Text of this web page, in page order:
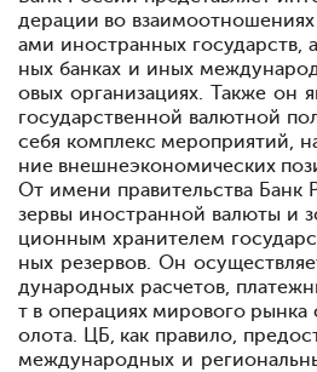
дерации во
ами иностранных государств,
ных банках и иных
овых организациях. Также он
государственной валютной
себя комплекс мероприятий,
ние внешнеэкономических
От имени правительства Банк
зервы иностранной валюты и
ционным хранителем
ных резервов. Он
дународных расчетов,
т в операциях мирового рынка
олота. ЦБ, как правило,
международных и